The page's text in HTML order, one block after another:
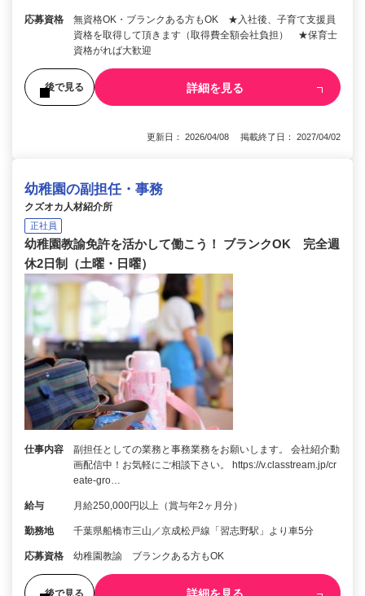
応募資格
無資格OK・ブランクある方もOK ★入社後、子育て支援員
資格を取得して頂きます（取得費全額会社負担） ★保育士
資格がれば大歓迎
後で見る 詳細を見る
更新日： 2026/04/08 掲載終了日： 2027/04/02
幼稚園の副担任・事務
クズオカ人材紹介所
正社員
幼稚園教諭免許を活かして働こう！ ブランクOK 完全週
休2日制（土曜・日曜）
仕事内容
副担任としての業務と事務業務をお願いします。 会社紹介動
画配信中！お気軽にご相談下さい。 https://v.classtream.jp/cr
eate-gro…
給与 月給250,000円以上（賞与年2ヶ月分）
勤務地 千葉県船橋市三山／京成松戸線「習志野駅」より車5分
応募資格 幼稚園教諭 ブランクある方もOK
後で見る